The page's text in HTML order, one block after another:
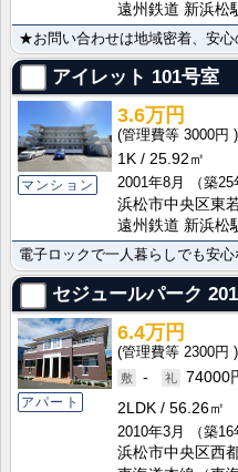
遠州鉄道 新浜松
アイレット 101号室
マンション
3.6万円
3000円
1K
25.92㎡
2001年8月
（築25
浜松市中央区東
遠州鉄道 新浜松
セジュールパーク
アパート
6.4万円
2300円
-
74000
2LDK
56.26㎡
2010年3月
（築16
浜松市中央区西